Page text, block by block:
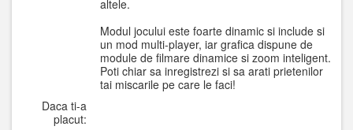
altele.
Modul jocului este foarte dinamic si include si
un mod multi-player, iar grafica dispune de
module de filmare dinamice si zoom inteligent.
Poti chiar sa inregistrezi si sa arati prietenilor
tai miscarile pe care le faci!
Daca ti-a
placut: